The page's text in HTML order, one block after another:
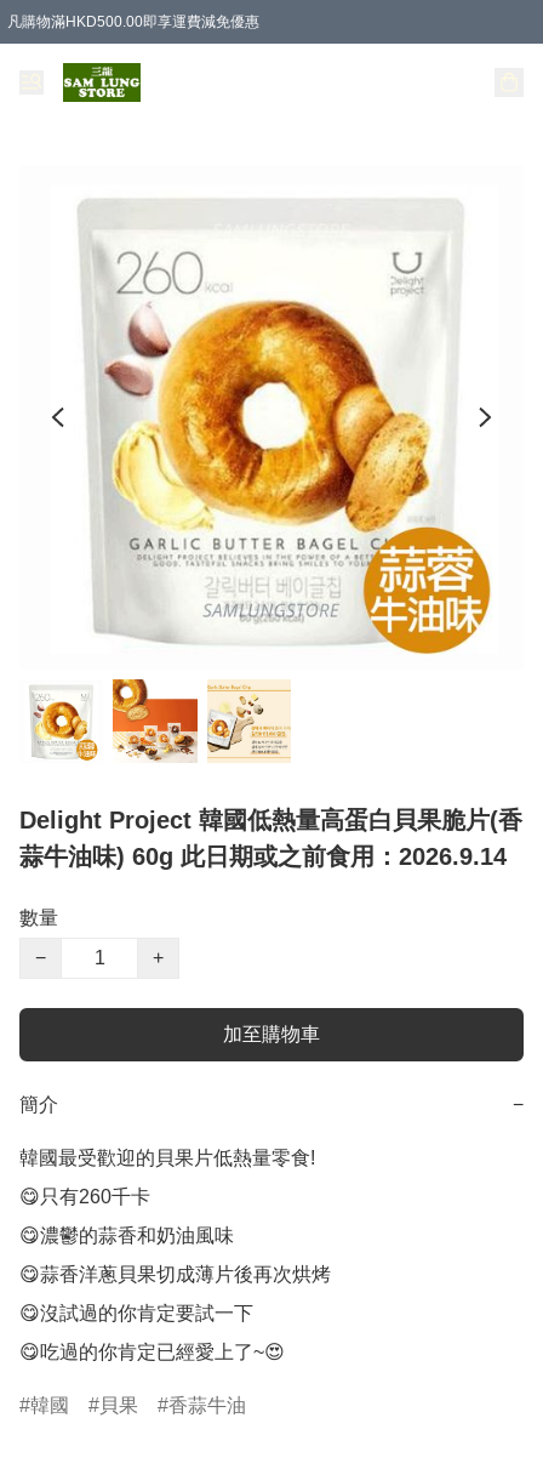
凡購物滿HKD500.00即享運費減免優惠
Delight Project 韓國低熱量高蛋白貝果脆片(香
蒜牛油味) 60g 此日期或之前食用：2026.9.14
數量
−
+
加至購物車
簡介 −
韓國最受歡迎的貝果片低熱量零食!
😋只有260千卡
😋濃鬱的蒜香和奶油風味
😋蒜香洋蔥貝果切成薄片後再次烘烤
😋沒試過的你肯定要試一下
😋吃過的你肯定已經愛上了~😍
韓國 貝果 香蒜牛油